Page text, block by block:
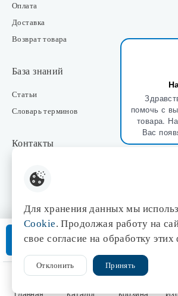
помочь с
товара.
Вас
Оплата
Доставка
Возврат товара
База знаний
Статьи
Словарь терминов
Контакты
Интернет-магазин
Отдел маркетинга
© 1998-2026 Центр света
В корзину
Доставка от 3 дней
Главная Каталог Корзина
Для хранения данных мы
Cookie. Продолжая работу на
свое согласие на обработку этих
Отклонить Принять